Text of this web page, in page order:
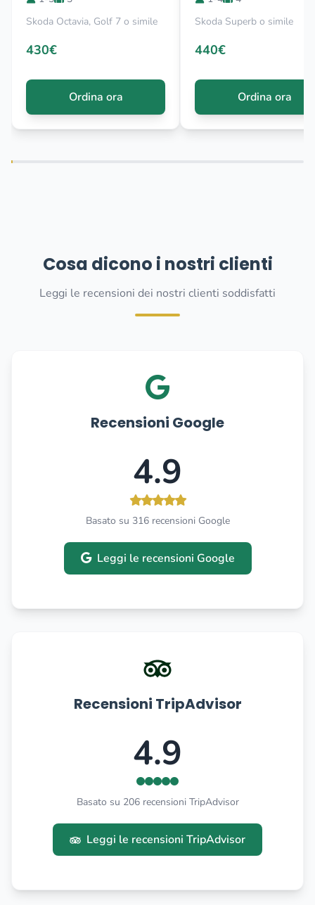
Skoda Octavia, Golf 7 o simile
430€
Ordina ora
Skoda Superb o simile
440€
Ordina ora
Cosa dicono i nostri clienti
Leggi le recensioni dei nostri clienti soddisfatti
Recensioni Google
4.9
Basato su 316 recensioni Google
Leggi le recensioni Google
Recensioni TripAdvisor
4.9
Basato su 206 recensioni TripAdvisor
Leggi le recensioni TripAdvisor